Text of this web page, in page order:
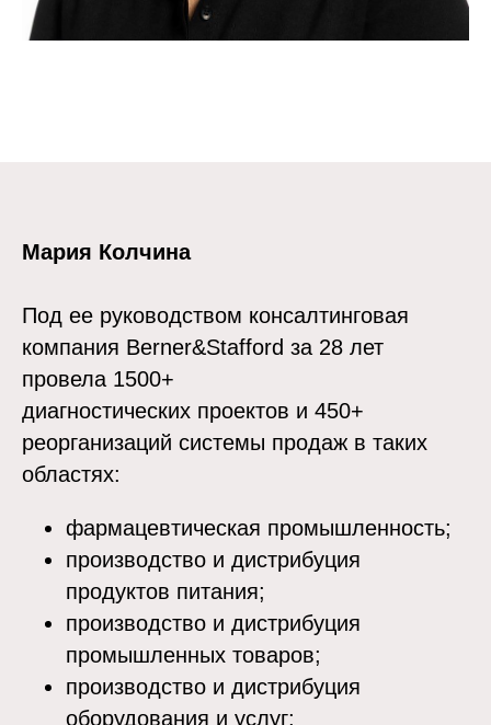
Мария Колчина
Под ее руководством консалтинговая
компания Berner&Stafford за 28 лет
провела 1500+
диагностических проектов и 450+
реорганизаций системы продаж в таких
областях:
фармацевтическая промышленность;
производство и дистрибуция
продуктов питания;
производство и дистрибуция
промышленных товаров;
производство и дистрибуция
оборудования и услуг;